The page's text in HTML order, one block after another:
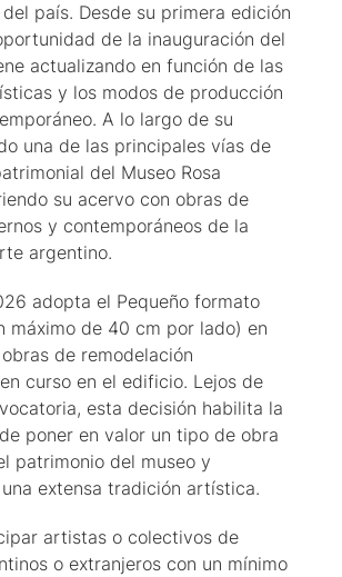
país. Desde su primera edición
de la inauguración del
actualizando en función de las
y los modos de producción
A lo largo de su
una de las principales vías de
del Museo Rosa
su acervo con obras de
y contemporáneos de la
argentino.
adopta el Pequeño formato
máximo de 40 cm por lado) en
de remodelación
curso en el edificio. Lejos de
esta decisión habilita la
poner en valor un tipo de obra
patrimonio del museo y
extensa tradición artística.
artistas o colectivos de
o extranjeros con un mínimo